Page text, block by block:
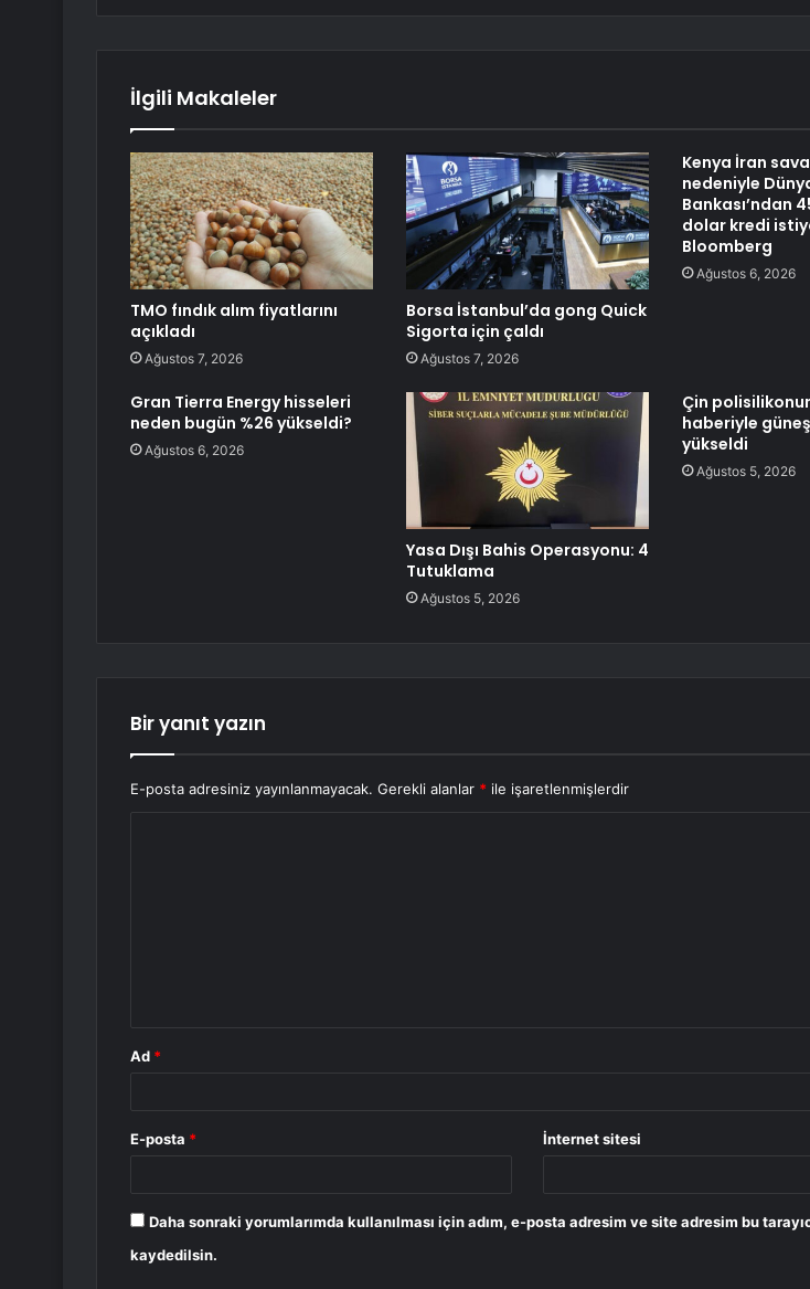
İlgili Makaleler
TMO fındık alım fiyatlarını
açıkladı
Ağustos 7, 2026
Borsa İstanbul’da gong Quick
Sigorta için çaldı
Ağustos 7, 2026
Kenya İran
nedeniyle
Bankası’ndan
dolar kredi
Bloomberg
Ağustos 6, 2026
Gran Tierra Energy hisseleri
neden bugün %26 yükseldi?
Ağustos 6, 2026
Yasa Dışı Bahis Operasyonu: 4
Tutuklama
Ağustos 5, 2026
Çin
haberiyle
yükseldi
Ağustos 5, 2026
Bir yanıt yazın
E-posta adresiniz yayınlanmayacak. Gerekli alanlar * ile işaretlenmişlerdir
Ad *
E-posta * İnternet sitesi
Daha sonraki yorumlarımda kullanılması için adım, e-posta adresim ve site adresim bu
kaydedilsin.